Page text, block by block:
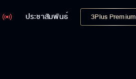
ประชาสัมพันธ์ 3Plus Premium